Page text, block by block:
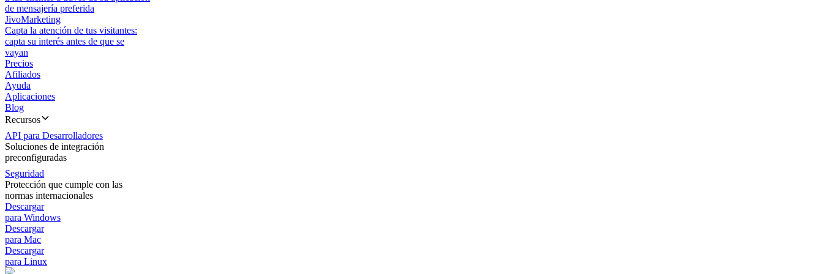
de mensajería preferida
JivoMarketing
Capta la atención de tus visitantes:
capta su interés antes de que se
vayan
Precios
Afiliados
Ayuda
Aplicaciones
Blog
Recursos
API para Desarrolladores
Soluciones de integración
preconfiguradas
Seguridad
Protección que cumple con las
normas internacionales
Descargar
para Windows
Descargar
para Mac
Descargar
para Linux